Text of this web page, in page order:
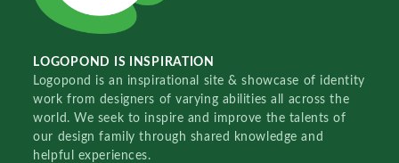
LOGOPOND IS INSPIRATION
Logopond is an inspirational site & showcase of identity
work from designers of varying abilities all across the
world. We seek to inspire and improve the talents of
our design family through shared knowledge and
helpful experiences.